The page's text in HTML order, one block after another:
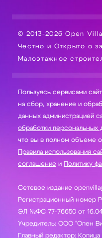
© 2013-2026 Open
Честно и Открыто о
Малоэтажное
Пользуясь сервисами
на сбор, хранение и обработку ваших персональных
данных администрацией
обработки персональных
что вы в полном объеме
Правила использования
соглашение и Политику
Сетевое издание
Регистрационный
ЭЛ №ФС 77-76650 от 16.04
Учредитель: ООО "Опен
Главный редактор: